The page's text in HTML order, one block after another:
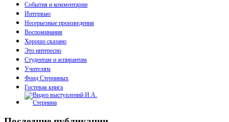
Статьи
События и комментарии
Интервью
Несерьезные произведения
Воспоминания
Хорошо сказано
Это интересно
Студентам и аспирантам
Учителям
Фонд Стерниных
Гостевая книга